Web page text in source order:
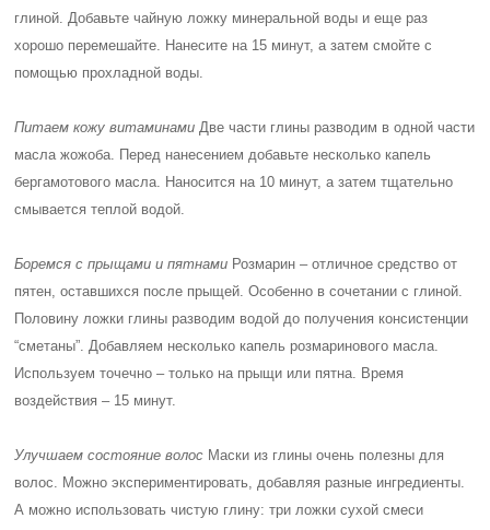
глиной. Добавьте чайную ложку минеральной воды и еще раз
хорошо перемешайте. Нанесите на 15 минут, а затем смойте с
помощью прохладной воды.
Питаем кожу витаминами Две части глины разводим в одной части
масла жожоба. Перед нанесением добавьте несколько капель
бергамотового масла. Наносится на 10 минут, а затем тщательно
смывается теплой водой.
Боремся с прыщами и пятнами Розмарин – отличное средство от
пятен, оставшихся после прыщей. Особенно в сочетании с глиной.
Половину ложки глины разводим водой до получения консистенции
“сметаны”. Добавляем несколько капель розмаринового масла.
Используем точечно – только на прыщи или пятна. Время
воздействия – 15 минут.
Улучшаем состояние волос Маски из глины очень полезны для
волос. Можно экспериментировать, добавляя разные ингредиенты.
А можно использовать чистую глину: три ложки сухой смеси